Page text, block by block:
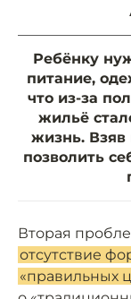
Ребёнку
питание,
что из-за
жильё
жизнь. Взяв
позволить
Вторая
отсутствие
«правильных